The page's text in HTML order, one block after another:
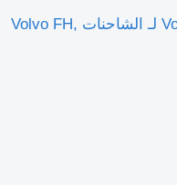
صمام الهواء Volvo K027386 K103367 لـ الشاحنات Volvo FH,